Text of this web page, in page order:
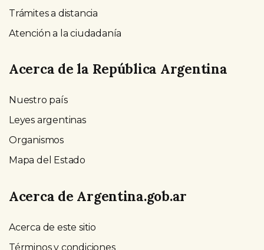
Trámites a distancia
Atención a la ciudadanía
Acerca de la República Argentina
Nuestro país
Leyes argentinas
Organismos
Mapa del Estado
Acerca de Argentina.gob.ar
Acerca de este sitio
Términos y condiciones